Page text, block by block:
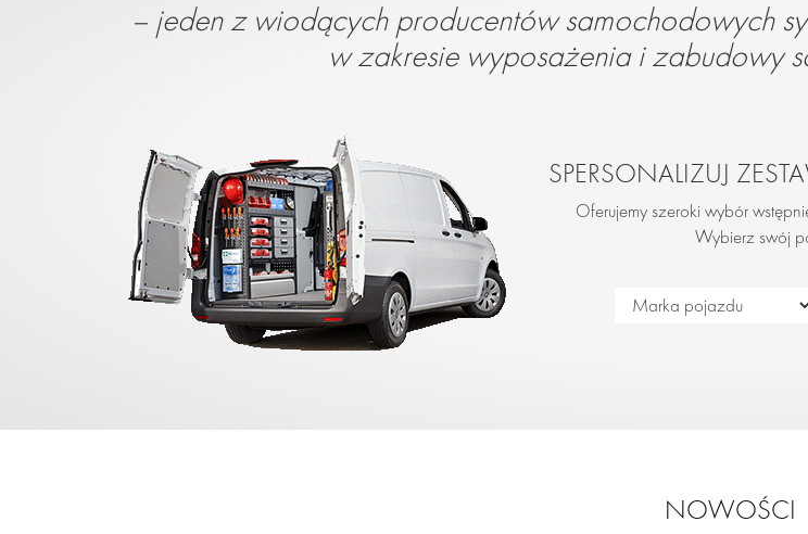
– jeden z wiodących producentów samochodowych
w zakresie wyposażenia i zabudowy
SPERSONALIZUJ
Oferujemy szeroki wybór
Wybierz swój
NOWOŚCI